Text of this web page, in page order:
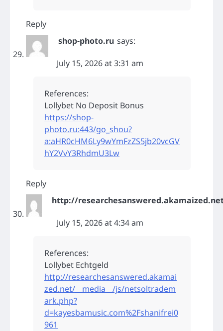
Reply
shop-photo.ru says:
July 15, 2026 at 3:31 am
References:
Lollybet No Deposit Bonus
https://shop-
photo.ru:443/go_shou?
a:aHR0cHM6Ly9wYmFzZS5jb20vcGV
hY2VvY3RhdmU3Lw
Reply
http://
July 15, 2026 at 4:34 am
References:
Lollybet Echtgeld
http://researchesanswered.akamai
zed.net/__media__/js/netsoltradem
ark.php?
d=kayesbamusic.com%2Fshanifrei0
961